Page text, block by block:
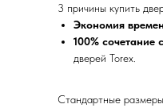
3 причины купить
Экономия
100% сочетание
дверей Torex.
Стандартные